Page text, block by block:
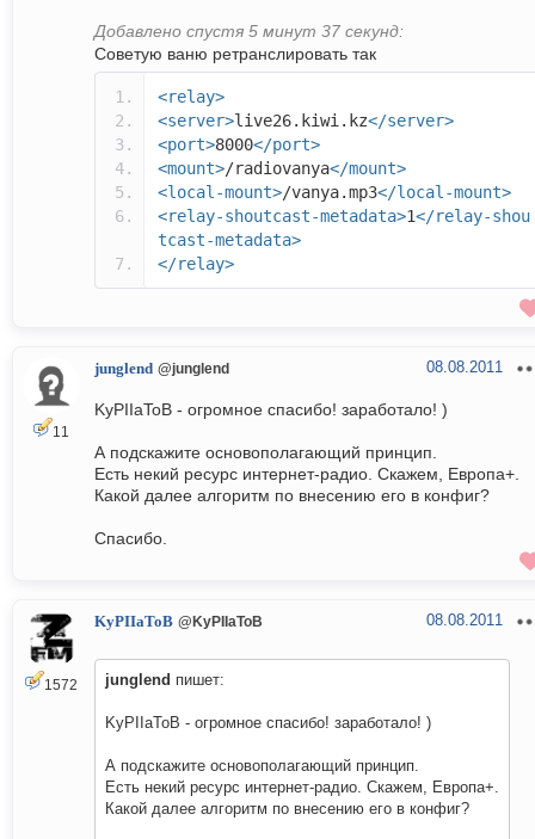
Добавлено спустя 5 минут 37 секунд:
Советую ваню ретранслировать так
<relay>
<server>live26.kiwi.kz</server>
<port>8000</port>
<mount>/radiovanya</mount>
<local-mount>/vanya.mp3</local-mount>
<relay-shoutcast-metadata>1</relay-shou
tcast-metadata>
</relay>
11
junglend @junglend 08.08.2011
KyPIIaToB - огромное спасибо! заработало! )
А подскажите основополагающий принцип.
Есть некий ресурс интернет-радио. Скажем, Европа+.
Какой далее алгоритм по внесению его в конфиг?
Спасибо.
1572
KyPIIaToB @KyPIIaToB 08.08.2011
junglend пишет:
KyPIIaToB - огромное спасибо! заработало! )
А подскажите основополагающий принцип.
Есть некий ресурс интернет-радио. Скажем, Европа+.
Какой далее алгоритм по внесению его в конфиг?